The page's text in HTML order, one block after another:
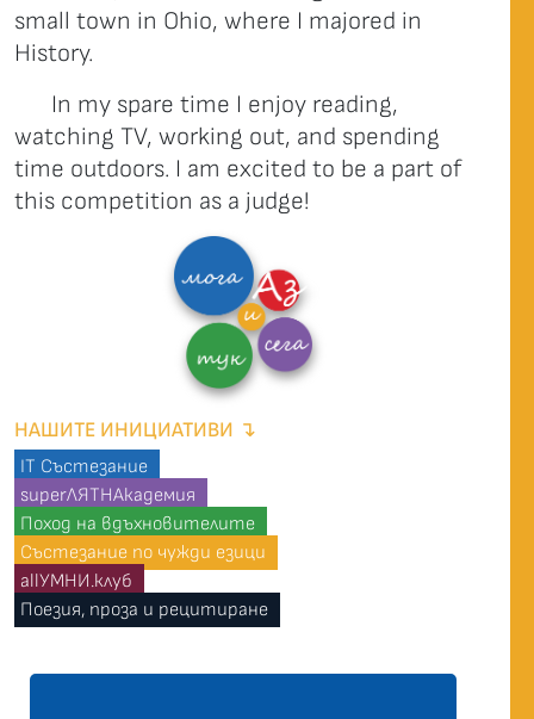
small town in Ohio, where I majored in
History.
In my spare time I enjoy reading,
watching TV, working out, and spending
time outdoors. I am excited to be a part of
this competition as a judge!
НАШИТЕ ИНИЦИАТИВИ ↴
IT Състезание
superЛЯТНАкадемия
Поход на вдъхновителите
Състезание по чужди езици
allУМНИ.клуб
Поезия, проза и рецитиране